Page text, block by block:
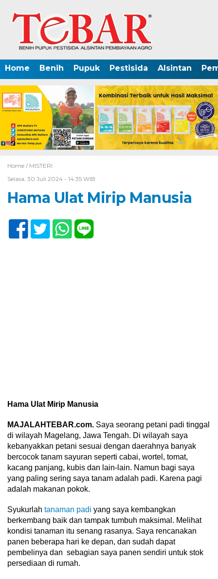
Home Benih Pupuk Pestisida Alsintan
Home / MISTERI
Selasa, 30 Juli 2024 - 14:35 WIB
Hama Ulat Mirip Manusia
Hama Ulat Mirip Manusia
MAJALAHTEBAR.com. Saya seorang petani padi tinggal
di wilayah Magelang, Jawa Tengah. Di wilayah saya
kebanyakkan petani sesuai dengan daerahnya banyak
bercocok tanam sayuran seperti cabai, wortel, tomat,
kacang panjang, kubis dan lain-lain. Namun bagi saya
yang paling sering saya tanam adalah padi. Karena pagi
adalah makanan pokok.
Syukurlah tanaman padi yang saya kembangkan
berkembang baik dan tampak tumbuh maksimal. Melihat
kondisi tanaman itu senang rasanya. Saya rencanakan
panen beberapa hari ke depan, dan sudah dapat
pembelinya dan sebagian saya panen sendiri untuk stok
persediaan di rumah.